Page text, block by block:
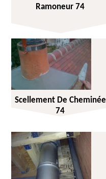
Ramoneur 74
Scellement De Cheminée
74